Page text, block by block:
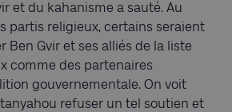
et du kahanisme a sauté. Au
partis religieux, certains seraient
Ben Gvir et ses alliés de la liste
comme des partenaires
gouvernementale. On voit
refuser un tel soutien et